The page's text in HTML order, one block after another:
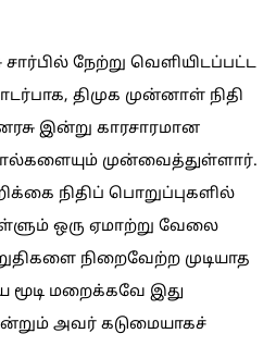
சார்பில் நேற்று வெளியிடப்பட்ட
திமுக முன்னாள் நிதி
இன்று காரசாரமான
முன்வைத்துள்ளார்.
நிதிப் பொறுப்புகளில்
ஒரு ஏமாற்று வேலை
நிறைவேற்ற முடியாத
மறைக்கவே இது
அவர் கடுமையாகச்